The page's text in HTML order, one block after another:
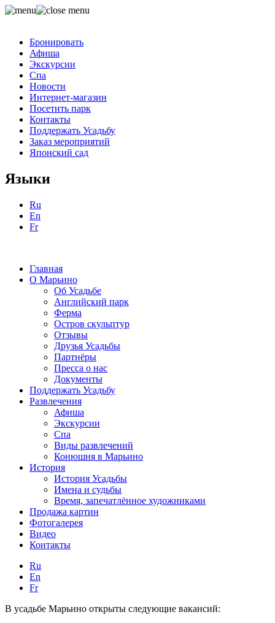
Бронировать
Афиша
Экскурсии
Спа
Новости
Интернет-магазин
Посетить парк
Контакты
Поддержать Усадьбу
Заказ мероприятий
Японский сад
Языки
Ru
En
Fr
Главная
О Марьино
Об Усадьбе
Английский парк
Ферма
Остров скульптур
Отзывы
Друзья Усадьбы
Партнёры
Пресса о нас
Документы
Поддержать Усадьбу
Развлечения
Афиша
Экскурсии
Спа
Виды развлечений
Конюшня в Марьино
История
История Усадьбы
Имена и судьбы
Время, запечатлённое художниками
Продажа картин
Фотогалерея
Видео
Контакты
Ru
En
Fr
В усадьбе Марьино открыты следующие вакансий: